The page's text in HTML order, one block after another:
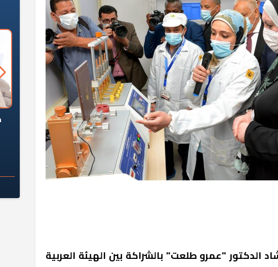
الدكتور "عمرو طلعت" بالشراكة بين الهيئة العربية
يطرح السؤال الصعب: هل
اختيار خريج معهد العاشر من
رمضان وزيرًا للإسكان قرارًا صائبًا؟
لماذا تخالف الشركات العقارية
تعليمات الرئيس السيسي؟